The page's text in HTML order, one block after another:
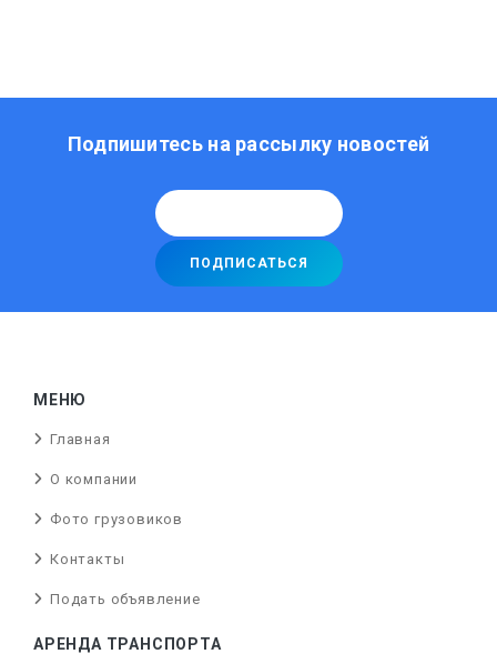
Подпишитесь на рассылку новостей
МЕНЮ
Главная
О компании
Фото грузовиков
Контакты
Подать объявление
АРЕНДА ТРАНСПОРТА